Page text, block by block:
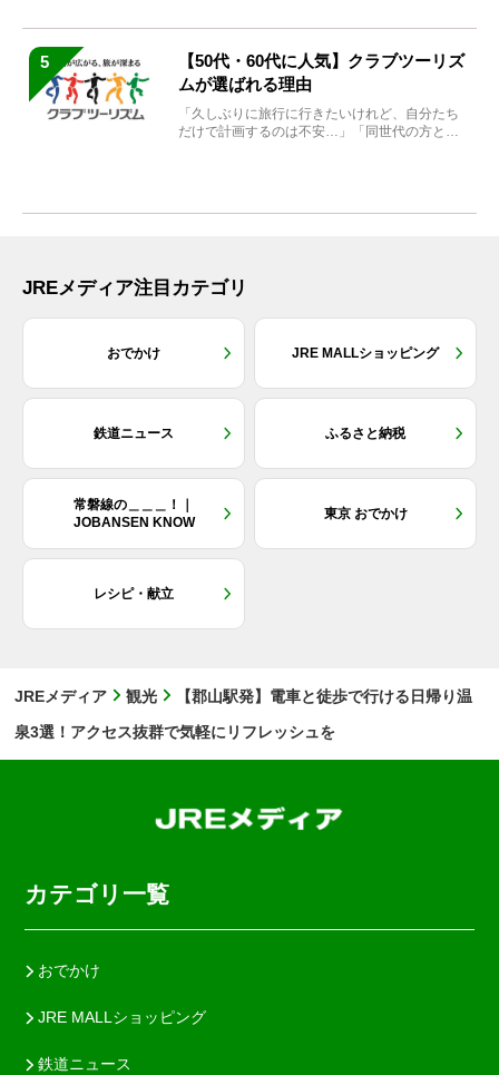
5
【50代・60代に人気】クラブツーリズ
ムが選ばれる理由
「久しぶりに旅行に行きたいけれど、自分たち
だけで計画するのは不安…」「同世代の方と気
JREメディア注目カテゴリ
おでかけ JRE MALLショッピング
鉄道ニュース ふるさと納税
常磐線の＿＿＿！｜
JOBANSEN KNOW
東京 おでかけ
レシピ・献立
JREメディア 観光
【郡山駅発】電車と徒歩で行ける日帰り温
泉3選！アクセス抜群で気軽にリフレッシュを
カテゴリ一覧
おでかけ
JRE MALLショッピング
鉄道ニュース